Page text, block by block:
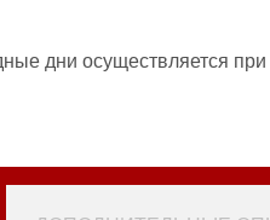
дни осуществляется